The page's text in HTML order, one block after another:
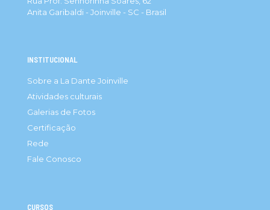
Anita Garibaldi - Joinville - SC - Brasil
INSTITUCIONAL
Sobre a La Dante Joinville
Atividades culturais
Galerias de Fotos
Certificação
Rede
Fale Conosco
CURSOS